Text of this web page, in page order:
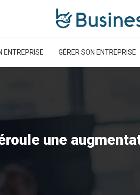
ENTREPRISE GÉRER SON ENTREPRISE
une